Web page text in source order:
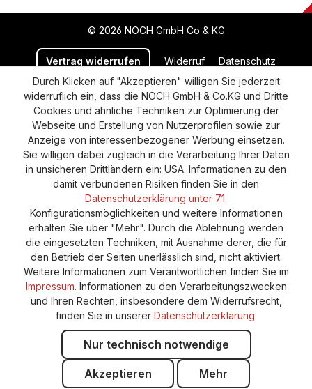
© 2026 NOCH GmbH Co & KG
Vertrag widerrufen Widerruf Datenschutz
Versand und Zahlung AGB
Impressum
Cookie-Einstellungen
Barrierefreiheitserklärung
Durch Klicken auf "Akzeptieren" willigen Sie jederzeit
widerruflich ein, dass die NOCH GmbH & Co.KG und Dritte
Cookies und ähnliche Techniken zur Optimierung der
Webseite und Erstellung von Nutzerprofilen sowie zur
Anzeige von interessenbezogener Werbung einsetzen.
Sie willigen dabei zugleich in die Verarbeitung Ihrer Daten
in unsicheren Drittländern ein: USA. Informationen zu den
damit verbundenen Risiken finden Sie in den
Datenschutzerklärung unter 7.1.
Konfigurationsmöglichkeiten und weitere Informationen
erhalten Sie über "Mehr". Durch die Ablehnung werden
die eingesetzten Techniken, mit Ausnahme derer, die für
den Betrieb der Seiten unerlässlich sind, nicht aktiviert.
Weitere Informationen zum Verantwortlichen finden Sie im
Impressum. Informationen zu den Verarbeitungszwecken
und Ihren Rechten, insbesondere dem Widerrufsrecht,
finden Sie in unserer Datenschutzerklärung.
Nur technisch notwendige
Akzeptieren Mehr